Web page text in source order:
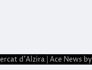
d'Alzira| Ace News by